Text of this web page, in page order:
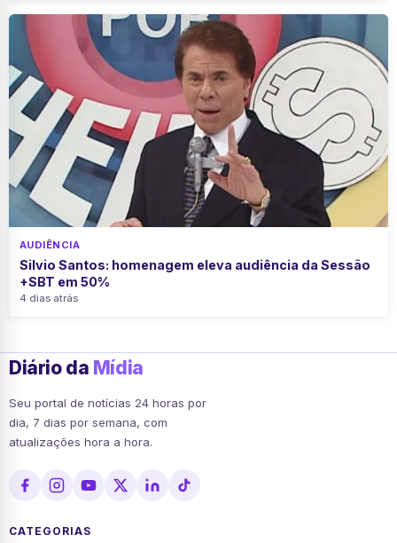
AUDIÊNCIA
Silvio Santos: homenagem eleva audiência da Sessão
+SBT em 50%
4 dias atrás
Diário da Mídia
Seu portal de notícias 24 horas por
dia, 7 dias por semana, com
atualizações hora a hora.
CATEGORIAS